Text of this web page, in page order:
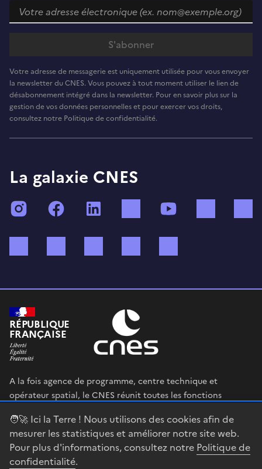
🧑‍🚀 Ici la Terre ! Nous utilisons des cookies afin de
mesurer les statistiques et améliorer notre site web.
Pour plus d'informations, consultez notre Politique de
confidentialité.
Votre adresse de messagerie est uniquement utilisée pour vous envoyer
la newsletter du CNES. Vous pouvez à tout moment utiliser le lien de
désabonnement intégré dans la newsletter. Pour en savoir plus sur la
gestion de vos données personnelles et pour exercer vos droits,
consultez notre Politique de confidentialité.
La galaxie CNES
InstagramFacebook TikTok
RÉPUBLIQUE
FRANÇAISE
A la fois agence de programme, centre technique et
opérateur spatial, le CNES réunit toutes les fonctions
en œuvre sa stratégie spatiale.
legifrance.gouv.fr gouvernement.fr